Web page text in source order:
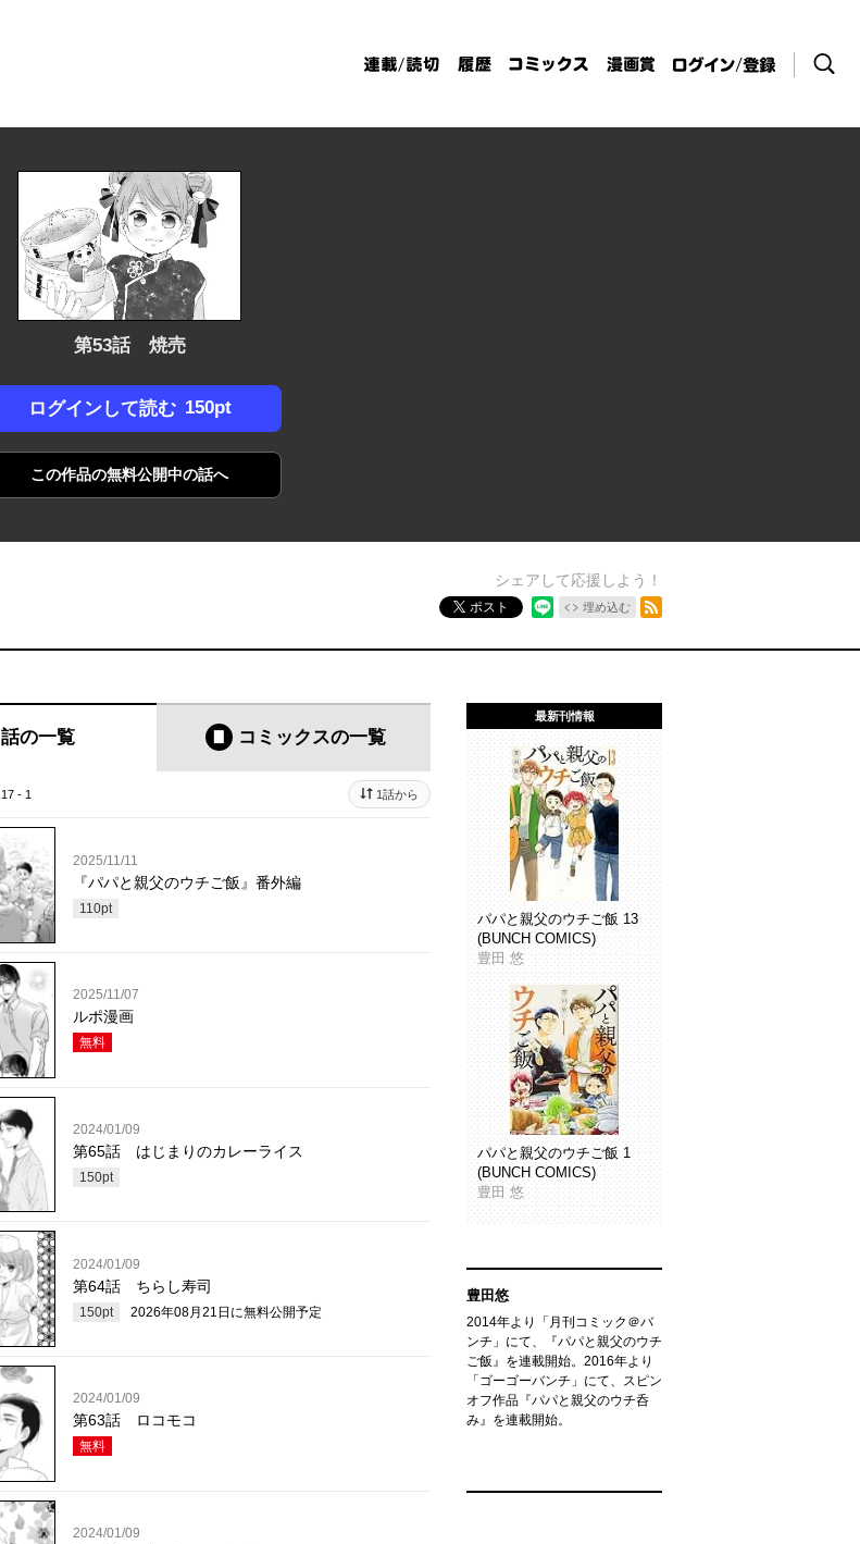
連載/読切 履歴 コミックス 漫画賞
ログイン / 登
録
検索
第53話 焼売
ログインして読む 150pt
この作品の無料公開中の話へ
シェアして応援しよう！
ポスト 埋め込む
話の一覧 コミックスの一覧
17 - 1 1話から
2025/11/11
『パパと親父のウチご飯』番外編
110pt
2025/11/07
ルポ漫画
無料
2024/01/09
第65話 はじまりのカレーライス
150pt
2024/01/09
第64話 ちらし寿司
150pt 2026年08月21日 に無料公開予定
2024/01/09
第63話 ロコモコ
無料
2024/01/09
最新刊情報
パパと親父のウチご飯 13
(BUNCH COMICS)
豊田 悠
パパと親父のウチご飯 1
(BUNCH COMICS)
豊田 悠
豊田悠
2014年より「月刊コミック＠バ
ンチ」にて、『パパと親父のウチ
ご飯』を連載開始。2016年より
「ゴーゴーバンチ」にて、スピン
オフ作品『パパと親父のウチ呑
み』を連載開始。